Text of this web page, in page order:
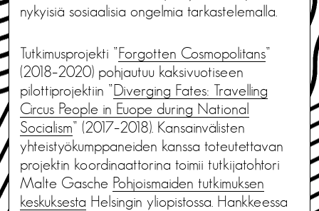
nykyisiä sosiaalisia ongelmia tarkastelemalla.
Tutkimusprojekti ”Forgotten Cosmopolitans”
(2018–2020) pohjautuu kaksivuotiseen
pilottiprojektiin ”Diverging Fates: Travelling
Circus People in Euope during National
Socialism” (2017–2018). Kansainvälisten
yhteistyökumppaneiden kanssa toteutettavan
projektin koordinaattorina toimii tutkijatohtori
Malte Gasche Pohjoismaiden tutkimuksen
keskuksesta Helsingin yliopistossa. Hankkeessa